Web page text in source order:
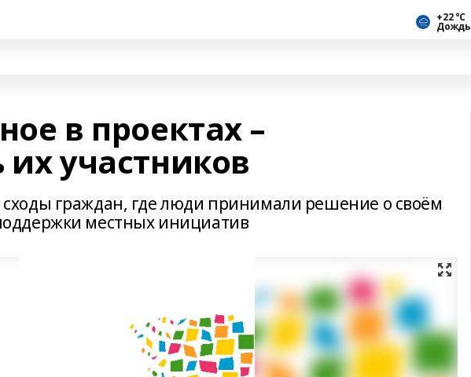
+22 °С
Дождь
в проектах –
их участников
граждан, где люди принимали решение о своём
местных инициатив